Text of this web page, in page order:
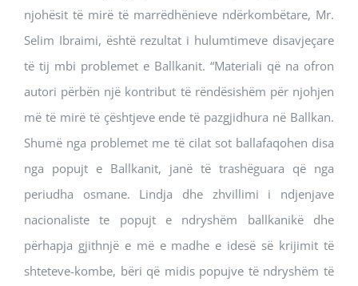
njohësit të mirë të marrëdhënieve ndërkombëtare, Mr.
Selim Ibraimi, është rezultat i hulumtimeve disavjeçare
të tij mbi problemet e Ballkanit. “Materiali që na ofron
autori përbën një kontribut të rëndësishëm për njohjen
më të mirë të çështjeve ende të pazgjidhura në Ballkan.
Shumë nga problemet me të cilat sot ballafaqohen disa
nga popujt e Ballkanit, janë të trashëguara që nga
periudha osmane. Lindja dhe zhvillimi i ndjenjave
nacionaliste te popujt e ndryshëm ballkanikë dhe
përhapja gjithnjë e më e madhe e idesë së krijimit të
shteteve-kombe, bëri që midis popujve të ndryshëm të